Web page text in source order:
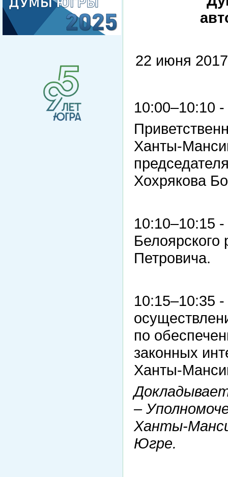
22 июня
10:00–10:10
Ханты-
Хохрякова
10:10–10:15
Петровича.
10:15–10:35
по
законных
Ханты-
–
Ханты-
Югре.